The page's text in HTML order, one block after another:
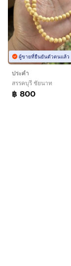
ผู้ขายที่ยืนยันตัวตนแล้ว
ประคำ
สรรคบุรี ชัยนาท
฿ 800